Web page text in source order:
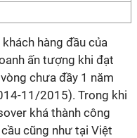
hàng đầu của
ấn tượng khi đạt
chưa đầy 1 năm
11/2015). Trong khi
khá thành công
cũng như tại Việt